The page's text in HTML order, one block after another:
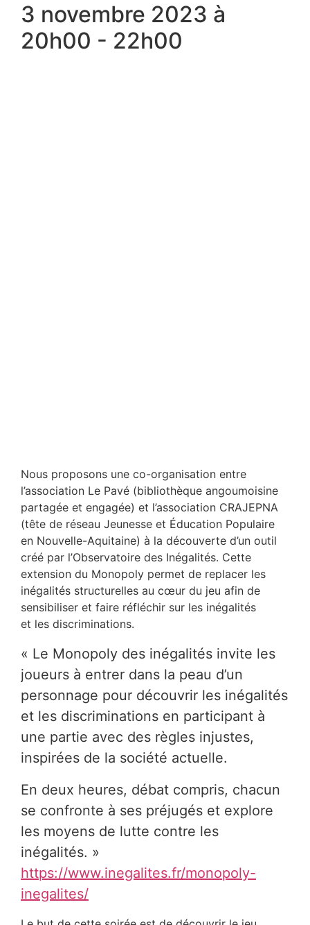
3 novembre 2023 à
20h00 - 22h00
Nous proposons une co-organisation entre
l’association Le Pavé (bibliothèque angoumoisine
partagée et engagée) et l’association CRAJEPNA
(tête de réseau Jeunesse et Éducation Populaire
en Nouvelle-Aquitaine) à la découverte d’un outil
créé par l’Observatoire des Inégalités. Cette
extension du Monopoly permet de replacer les
inégalités structurelles au cœur du jeu afin de
sensibiliser et faire réfléchir sur les inégalités
et les discriminations.
« Le Monopoly des inégalités invite les
joueurs à entrer dans la peau d’un
personnage pour découvrir les inégalités
et les discriminations en participant à
une partie avec des règles injustes,
inspirées de la société actuelle.
En deux heures, débat compris, chacun
se confronte à ses préjugés et explore
les moyens de lutte contre les
inégalités. »
https://www.inegalites.fr/monopoly-
inegalites/